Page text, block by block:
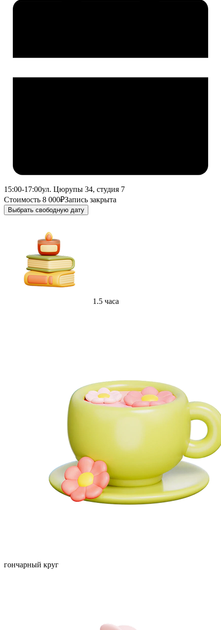
15:00-17:00ул. Цюрупы 34, студия 7
Стоимость 8 000₽Запись закрыта
Выбрать свободную дату
1.5 часа
гончарный круг